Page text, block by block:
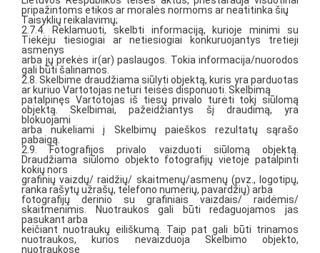
pripažintoms etikos ar moralės normoms ar neatitinka šių
Taisyklių reikalavimų;
2.7.4. Reklamuoti, skelbti informaciją, kurioje minimi su
Tiekėju tiesiogiai ar netiesiogiai konkuruojantys tretieji
asmenys
arba jų prekės ir(ar) paslaugos. Tokia informacija/nuorodos
gali būti šalinamos.
2.8. Skelbime draudžiama siūlyti objektą, kuris yra parduotas
ar kuriuo Vartotojas neturi teisės disponuoti. Skelbimą
patalpinęs Vartotojas iš tiesų privalo turėti tokį siūlomą
objektą. Skelbimai, pažeidžiantys šį draudimą, yra
blokuojami
arba nukeliami į Skelbimų paieškos rezultatų sąrašo
pabaigą.
2.9. Fotografijos privalo vaizduoti siūlomą objektą.
Draudžiama siūlomo objekto fotografijų vietoje patalpinti
kokių nors
grafinių vaizdų/ raidžių/ skaitmenų/asmenų (pvz., logotipų,
ranka rašytų užrašų, telefono numerių, pavardžių) arba
fotografijų derinio su grafiniais vaizdais/ raidėmis/
skaitmenimis. Nuotraukos gali būti redaguojamos jas
pasukant arba
keičiant nuotraukų eiliškumą. Taip pat gali būti trinamos
nuotraukos, kurios nevaizduoja Skelbimo objekto,
nuotraukose